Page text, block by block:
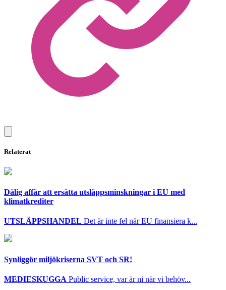
Relaterat
Dålig affär att ersätta utsläppsminskningar i EU med
klimatkrediter
UTSLÄPPSHANDEL Det är inte fel när EU finansiera k...
Synliggör miljökriserna SVT och SR!
MEDIESKUGGA Public service, var är ni när vi behöv...